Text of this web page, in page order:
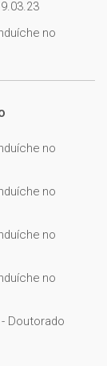
no
no
no
no
no
Doutorado